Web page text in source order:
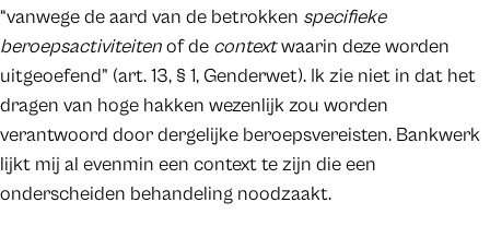
“vanwege de aard van de betrokken specifieke
beroepsactiviteitenof de contextwaarin deze worden
uitgeoefend” (art. 13, § 1, Genderwet). Ik zie niet in dat het
dragen van hoge hakken wezenlijk zou worden
verantwoord door dergelijke beroepsvereisten. Bankwerk
lijkt mij al evenmin een context te zijn die een
onderscheiden behandeling noodzaakt.